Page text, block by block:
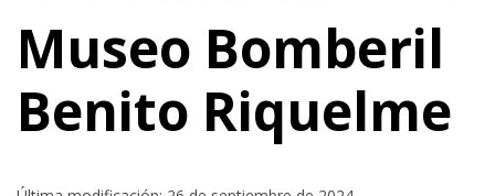
Museo Bomberil
Benito Riquelme